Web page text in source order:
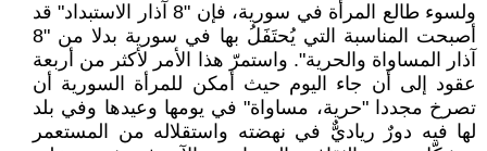
ولسوء طالع المرأة في سورية، فإن "8 آذار الاستبداد" قد
أصبحت المناسبة التي يُحتَفَلُ بها في سورية بدلا من "8
آذار المساواة والحرية". واستمرّ هذا الأمر لأكثر من أربعة
عقود إلى أن جاء اليوم حيث أمكن للمرأة السورية أن
تصرخ مجددا "حرية، مساواة" في يومها وعيدها وفي بلد
لها فيه دورٌ رياديٌّ في نهضته واستقلاله من المستعمر